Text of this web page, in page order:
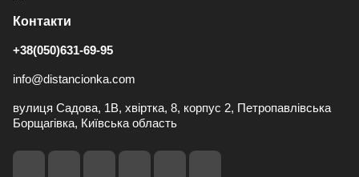
Контакти
+38(050)631-69-95
info@distancionka.com
вулиця Садова, 1В, хвіртка, 8, корпус 2, Петропавлівська
Борщагівка, Київська область